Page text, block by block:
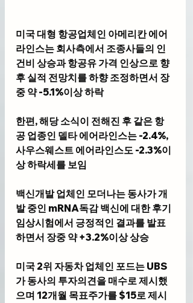
미국 대형 항공업체인 아메리칸 에어
라인스는 회사측에서 조종사들의 인
건비 상승과 항공유 가격 인상으로 향
후 실적 전망치를 하향 조정하면서 장
중 약 -5.1%이상 하락
한편, 해당 소식이 전해진 후 같은 항
공 업종인 델타 에어라인스는 -2.4%,
사우스웨스트 에어라인스도 -2.3%이
상 하락세를 보임
백신개발 업체인 모더나는 동사가 개
발 중인 mRNA독감 백신에 대한 후기
임상시험에서 긍정적인 결과를 발표
하면서 장중 약 +3.2%이상 상승
미국 2위 자동차 업체인 포드는 UBS
가 동사의 투자의견을 매수로 제시했
으며 12개월 목표주가를 $15로 제시